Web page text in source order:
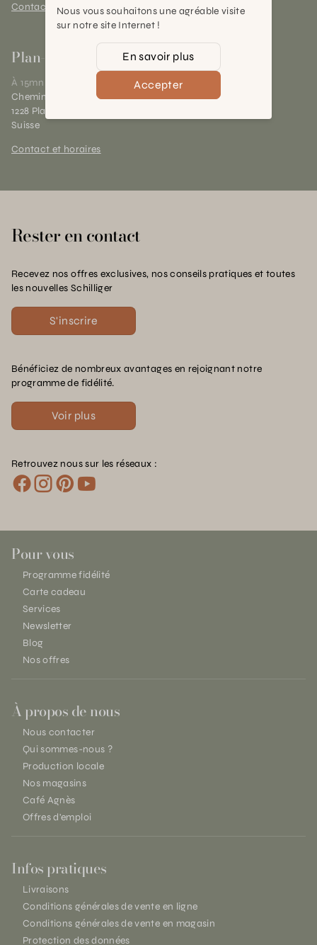
Contact et horaires
Plan-les-Ouates
À 15mn du centre de Genève
Chemin des Charrotons 25
1228 Plan-les-Ouates (GE)
Suisse
Contact et horaires
Rester en contact
Recevez nos offres exclusives, nos conseils pratiques et toutes
les nouvelles Schilliger
S'inscrire
Bénéficiez de nombreux avantages en rejoignant notre
programme de fidélité.
Voir plus
Retrouvez nous sur les réseaux :
Pour vous
Programme fidélité
Carte cadeau
Services
Newsletter
Blog
Nos offres
À propos de nous
Nous contacter
Qui sommes-nous ?
Production locale
Nos magasins
Café Agnès
Offres d'emploi
Infos pratiques
Livraisons
Conditions générales de vente en ligne
Conditions générales de vente en magasin
Protection des données
Nous vous souhaitons une agréable visite
sur notre site Internet !
En savoir plus
Accepter